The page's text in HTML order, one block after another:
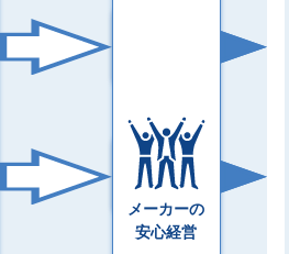
安
定
生
産
メーカーの
安心経営